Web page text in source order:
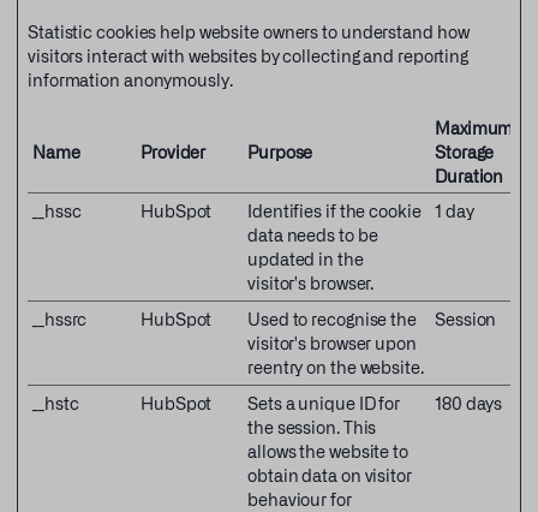
Statistic cookies help website owners to understand how
visitors interact with websites by collecting and reporting
information anonymously.
Name Provider Purpose
Maximum
Storage
Duration
__hssc
HubSpot
Identifies if the cookie
data needs to be
updated in the
visitor's browser.
1 day
__hssrc HubSpot
Used to recognise the
visitor's browser upon
reentry on the website.
Session
__hstc HubSpot
Sets a unique ID for
the session. This
allows the website to
obtain data on visitor
behaviour for
180 days